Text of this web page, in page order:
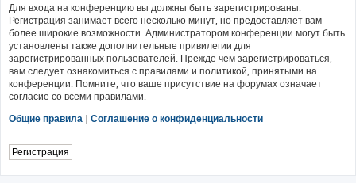
Для входа на конференцию вы должны быть зарегистрированы.
Регистрация занимает всего несколько минут, но предоставляет вам
более широкие возможности. Администратором конференции могут быть
установлены также дополнительные привилегии для
зарегистрированных пользователей. Прежде чем зарегистрироваться,
вам следует ознакомиться с правилами и политикой, принятыми на
конференции. Помните, что ваше присутствие на форумах означает
согласие со всеми правилами.
Общие правила | Соглашение о конфиденциальности
Регистрация